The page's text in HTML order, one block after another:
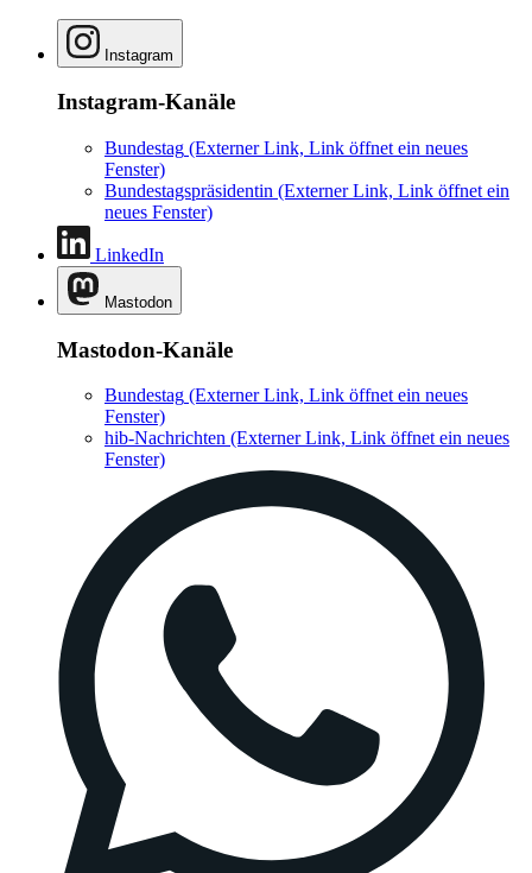
Instagram
Instagram-Kanäle
Bundestag (Externer Link, Link öffnet ein neues
Fenster)
Bundestagspräsidentin (Externer Link, Link öffnet ein
neues Fenster)
LinkedIn
Mastodon
Mastodon-Kanäle
Bundestag (Externer Link, Link öffnet ein neues
Fenster)
hib-Nachrichten (Externer Link, Link öffnet ein neues
Fenster)